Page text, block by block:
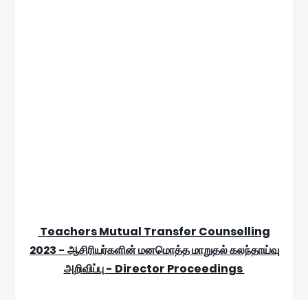
Teachers Mutual Transfer Counselling
2023 - ஆசிரியர்களின் மனமொத்த மாறுதல் கலந்தாய்வு
அறிவிப்பு - Director Proceedings